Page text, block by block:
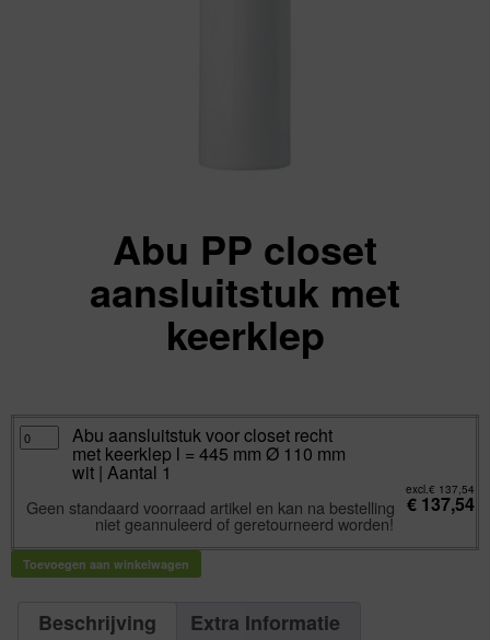
Abu PP closet
aansluitstuk met
keerklep
Abu
aansluitstuk
voor
keerklep
mm
Ø
110
Aantal
Abu aansluitstuk voor closet recht
met keerklep l = 445 mm Ø 110 mm
wit | Aantal 1
excl.€ 137,54
€ 137,54
Geen standaard voorraad artikel en kan na bestelling
niet geannuleerd of geretourneerd worden!
Toevoegen aan winkelwagen
Beschrijving
Extra Informatie